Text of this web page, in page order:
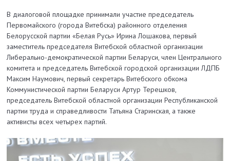
В диалоговой площадке принимали участие председатель
Первомайского (города Витебска) районного отделения
Белорусской партии «Белая Русь» Ирина Лошакова, первый
заместитель председателя Витебской областной организации
Либерально-демократической партии Беларуси, член Центрального
комитета и председатель Витебской городской организации ЛДПБ
Максим Наумович, первый секретарь Витебского обкома
Коммунистической партии Беларуси Артур Терешков,
председатель Витебской областной организации Республиканской
партии труда и справедливости Татьяна Старинская, а также
активисты всех четырех партий.